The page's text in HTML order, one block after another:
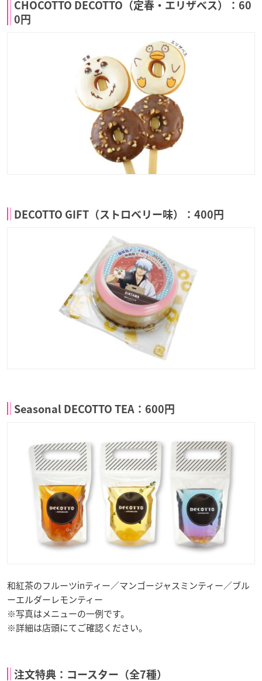
CHOCOTTO DECOTTO（定春・エリザベス）：60
0円
DECOTTO GIFT（ストロベリー味）：400円
Seasonal DECOTTO TEA：600円
和紅茶のフルーツinティー／マンゴージャスミンティー／ブル
ーエルダーレモンティー
※写真はメニューの一例です。
※詳細は店頭にてご確認ください。
注文特典：コースター（全7種）